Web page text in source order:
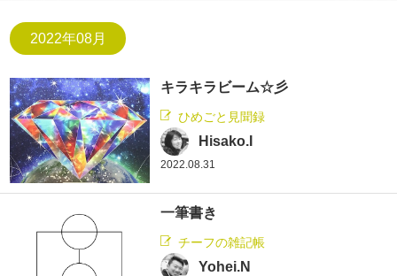
2022年08月
キラキラビーム☆彡
ひめごと見聞録
Hisako.I
2022.08.31
一筆書き
チーフの雑記帳
Yohei.N